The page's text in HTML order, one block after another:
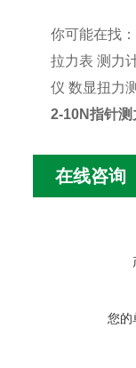
你可能在找：
拉力表 测力
仪 数显扭力
2-10N指针
在线咨询
您的